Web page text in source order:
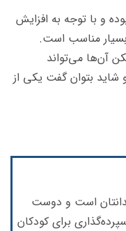
و با توجه به افزایش
بسیار مناسب است.
آن‌ها می‌تواند
شاید بتوان گفت یکی از
است و دوست
برای کودکان